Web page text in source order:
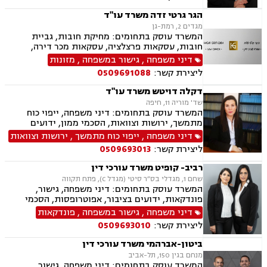
דיני עבודה
הגר גרטי זדה משרד עו"ד
מגדים 2, רמת-גן
המשרד עוסק בתחומים: מחיקת חובות, גביית
חובות, עסקאות פרצלציה, עסקאות מכר דירה,
הסכמי ממון, ייפוי כוח מתמשך, ירושות וצוואות,
אפוטרופסות, גישור במשפחה, גירושין, מקרקעין,
הוצאה לפועל, אימוץ, הורות חד מינית, מזונות,
משמורת, נישואים אזרחיים, חלוקת רכוש, תיאום
הורי, זמני שהות, אומנה, ניכור הורי, עסקאות מתנה,
ידועים בציבור, פינוי מושכר, צווארון לבן, הלבנת הון,
אלימות במשפחה, עבירות סמים, נפגעי עבירה
דיני משפחה ,גישור במשפחה , מזונות
ליצירת קשר: 0509691088
דקלה דויטש משרד עו"ד
שד' מוריה 11, חיפה
המשרד עוסק בתחומים: דיני משפחה, ייפוי כוח
מתמשך, ירושות וצוואות, הסכמי ממון, ידועים
בציבור, אפוטרופסות, חלוקת רכוש, מעמד אישי,
ניכור הורי, אבהות, מזונות, משמורת זמני שהות,
החזקת ילדים, גירושין, הורות חד מינית, נישואים
אזרחיים, עסקאות מתנה
דיני משפחה , ייפוי כוח מתמשך, ירושות וצוואות
ליצירת קשר: 0509693013
רביב- קופיט משרד עורכי דין
שחם 1, מגדלי בס״ר סיטי (מגדל C), פתח תקווה
המשרד עוסק בתחומים: דיני משפחה, גישור,
פונדקאות, ידועים בציבור, אפוטרופסות, הסכמי
ממון, אבהות, מזונות, משמורת, גירושין, הורות חד
מינית, נישואים חד אזרחיים, אימוץ, חלוקת רכוש,
מעמד אישי, תיאום הורי, חטיפת ילדים, זמני שהות,
אומנה, ניכור הורי, עסקאות מתנה.
דיני משפחה ,גישור במשפחה , פונדקאות
ליצירת קשר: 0509693010
ביטון-אברהמי משרד עורכי דין
מנחם בגין 150, תל-אביב